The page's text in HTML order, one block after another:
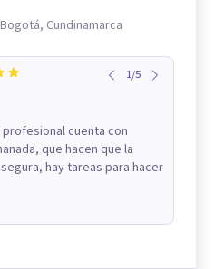
Cundinamarca
1/5
cuenta con
que hacen que la
hay tareas para hacer